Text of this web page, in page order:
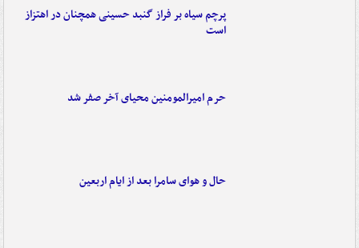
پرچم سیاه بر فراز گنبد حسینی همچنان در اهتزاز
است
حرم امیرالمومنین محیای آخر صفر شد
حال و هوای سامرا بعد از ایام اربعین